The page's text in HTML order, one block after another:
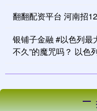
翻翻配资平台 河南招
银铺子金融 #以色列最
不久”的魔咒吗？ 以色